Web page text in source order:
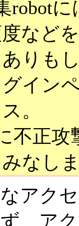
robot
など
りも
グイン
。
不正
なし
アク
、ア